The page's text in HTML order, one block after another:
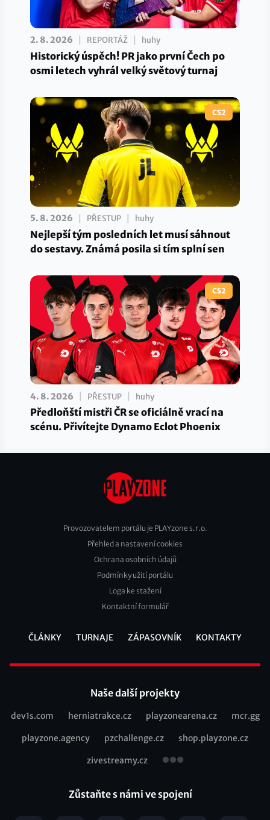
2. 8. 2026 REPORTÁŽ huhy
Historický úspěch! PR jako první Čech po
osmi letech vyhrál velký světový turnaj
CS2
5. 8. 2026 PŘESTUP huhy
Nejlepší tým posledních let musí sáhnout
do sestavy. Známá posila si tím splní sen
CS2
4. 8. 2026 PŘESTUP huhy
Předloňští mistři ČR se oficiálně vrací na
scénu. Přivítejte Dynamo Eclot Phoenix
Footer
Provozovatelem portálu je PLAYzone s.r.o.
Přehled a nastavení cookies
Ochrana osobních údajů
Podmínky užití portálu
Loga ke stažení
Kontaktní formulář
ČLÁNKY TURNAJE ZÁPASOVNÍK KONTAKTY
Naše další projekty
Recommended
dev1s.com herniatrakce.cz playzonearena.cz mcr.gg
playzone.agency pzchallenge.cz shop.playzone.cz
zivestreamy.cz
Zůstaňte s námi ve spojení